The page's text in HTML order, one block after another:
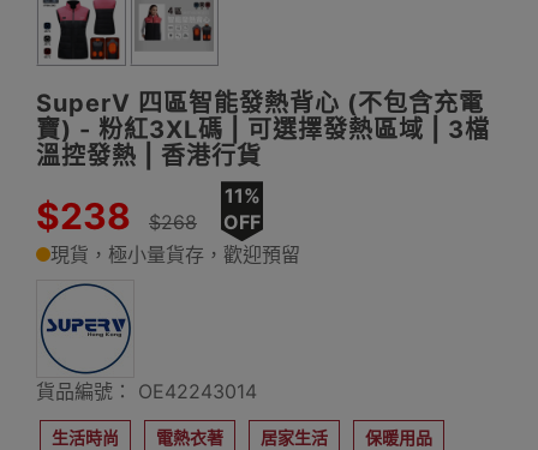
SuperV 四區智能發熱背心 (不包含充電
寶) - 粉紅3XL碼 | 可選擇發熱區域 | 3檔
溫控發熱 | 香港行貨
$238 $268
11%
OFF
現貨，極小量貨存，歡迎預留
貨品編號： OE42243014
生活時尚 電熱衣著 居家生活 保暖用品